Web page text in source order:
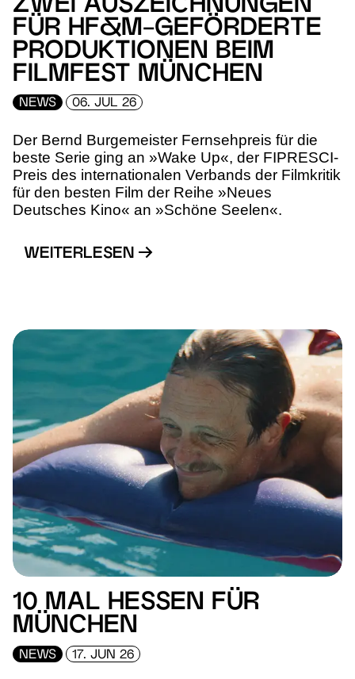
ZWEI AUSZEICHNUNGEN
FÜR HF&M-GEFÖRDERTE
PRODUKTIONEN BEIM
FILMFEST MÜNCHEN
NEWS 06. JUL 26
Der Bernd Burgemeister Fernsehpreis für die
beste Serie ging an »Wake Up«, der FIPRESCI-
Preis des internationalen Verbands der Filmkritik
für den besten Film der Reihe »Neues
Deutsches Kino« an »Schöne Seelen«.
WEITERLESEN
10 MAL HESSEN FÜR
MÜNCHEN
NEWS 17. JUN 26